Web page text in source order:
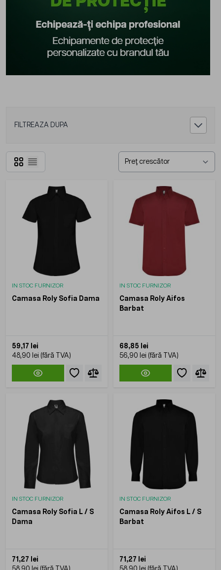
FILTREAZA DUPA
Grilă
Listă
IN STOC FURNIZOR
Camasa Roly Sofia Dama
59,17 lei
48,90 lei
IN STOC FURNIZOR
Camasa Roly Aifos
Barbat
68,85 lei
56,90 lei
IN STOC FURNIZOR
Camasa Roly Sofia L / S
Dama
71,27 lei
IN STOC FURNIZOR
Camasa Roly Aifos L / S
Barbat
71,27 lei